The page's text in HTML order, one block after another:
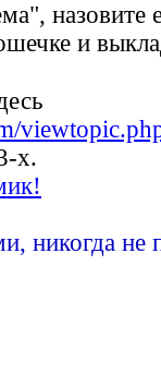
назовите
и
х.
никогда не